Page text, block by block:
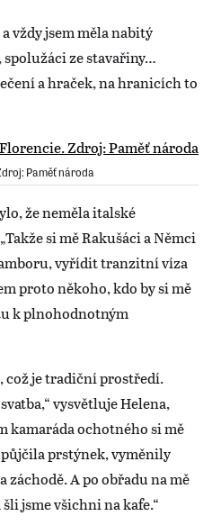
vždy jsem měla nabitý
ze stavařiny…
a hraček, na hranicích to
Paměť národa
že neměla italské
si mě Rakušáci a Němci
vyřídit tranzitní víza
proto někoho, kdo by si mě
k plnohodnotným
což je tradiční prostředí.
vysvětluje Helena,
kamaráda ochotného si mě
prstýnek, vyměnily
záchodě. A po obřadu na mě
jsme všichni na kafe.“